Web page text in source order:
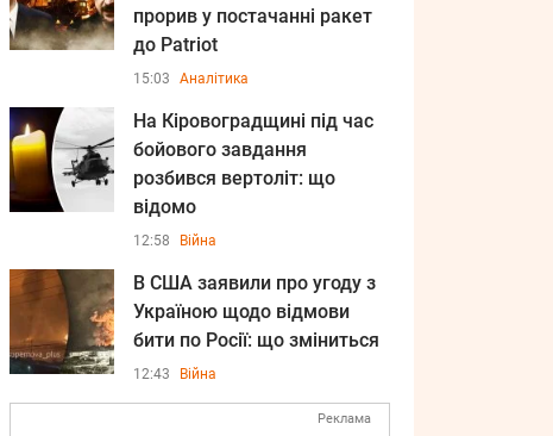
прорив у постачанні ракет
до Patriot
15:03 Аналітика
На Кіровоградщині під час
бойового завдання
розбився вертоліт: що
відомо
12:58 Війна
В США заявили про угоду з
Україною щодо відмови
бити по Росії: що зміниться
12:43 Війна
Реклама